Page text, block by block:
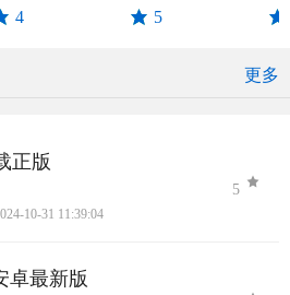
4
5
更多
正版
5
10-31 11:39:04
卓最新版